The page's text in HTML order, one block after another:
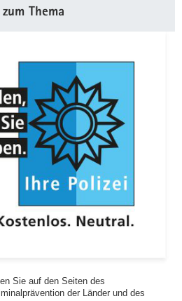
Thema
Sie auf den Seiten des
der Länder und des